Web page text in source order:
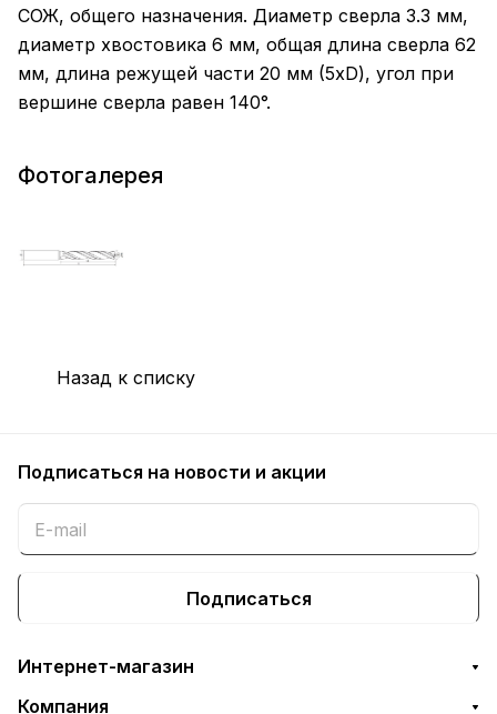
СОЖ, общего назначения. Диаметр сверла 3.3 мм,
диаметр хвостовика 6 мм, общая длина сверла 62
мм, длина режущей части 20 мм (5xD), угол при
вершине сверла равен 140°.
Фотогалерея
Назад к списку
Подписаться на новости и акции
Подписаться
Интернет-магазин
Компания